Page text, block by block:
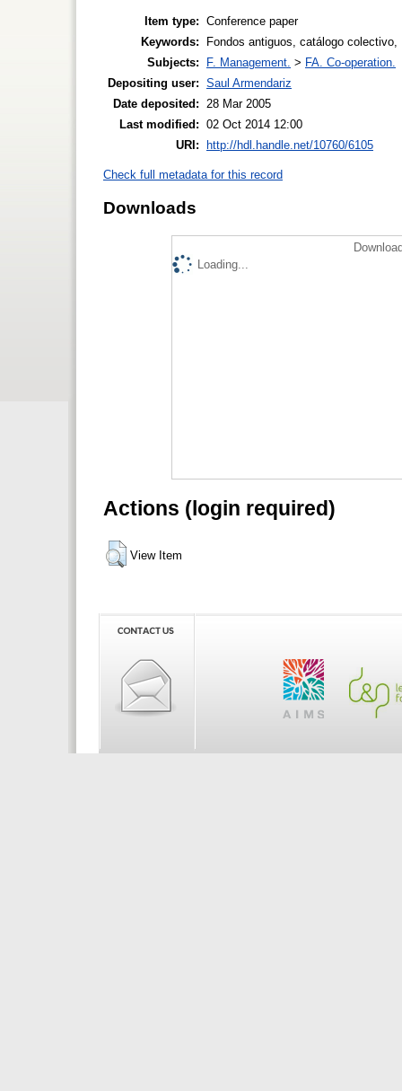
Item type: Conference paper
Keywords:
Fondos antiguos, catálogo
Subjects:
F. Management. > FA. Co-operation.
Depositing user: Saul Armendariz
Date deposited:
28 Mar 2005
Last modified: 02 Oct 2014 12:00
URI:
http://hdl.handle.net/10760/6105
Check full metadata for this record
Downloads
Loading...
Actions (login required)
View Item